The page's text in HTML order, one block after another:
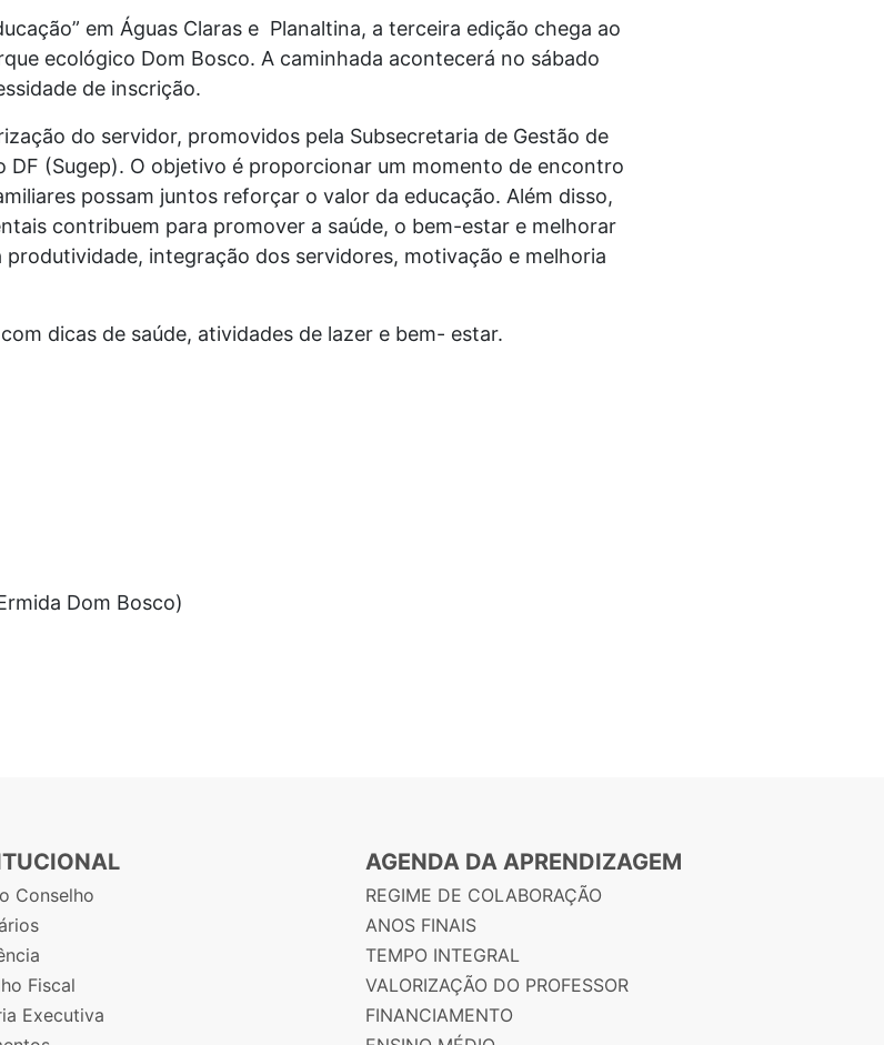
em Águas Claras e Planaltina, a terceira edição chega ao
ecológico Dom Bosco. A caminhada acontecerá no sábado
de inscrição.
do servidor, promovidos pela Subsecretaria de Gestão de
DF (Sugep). O objetivo é proporcionar um momento de encontro
possam juntos reforçar o valor da educação. Além disso,
contribuem para promover a saúde, o bem-estar e melhorar
integração dos servidores, motivação e melhoria
dicas de saúde, atividades de lazer e bem- estar.
Dom Bosco)
Conselho
Fiscal
Executiva
AGENDA DA APRENDIZAGEM
REGIME DE COLABORAÇÃO
ANOS FINAIS
TEMPO INTEGRAL
VALORIZAÇÃO DO PROFESSOR
FINANCIAMENTO